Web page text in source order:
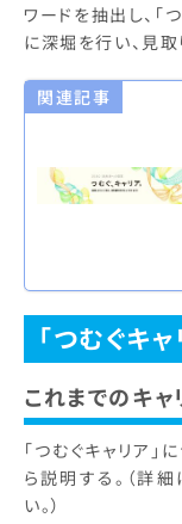
ワードを抽出し、「
に深堀を行い、見
関連記事
「つむぐキ
これまでのキ
「つむぐキャリア
ら説明する。（詳
い。）